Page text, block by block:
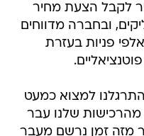
לקבל הצעת מחיר
ובחברה מדווחים
פניות בעזרת
למצוא כמעט
מהרכישות שלנו עבר
מזה זמן נרשם מעבר